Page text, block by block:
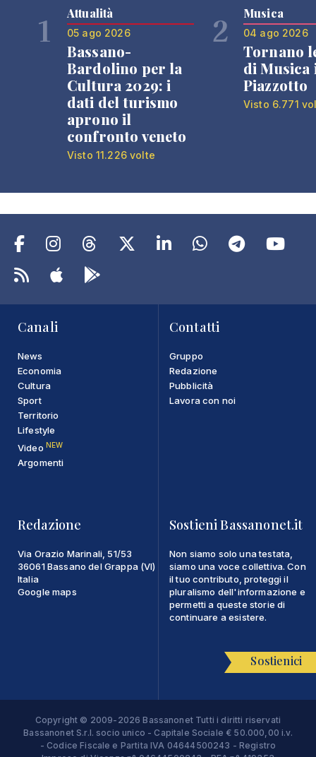
1 Attualità
05 ago 2026
Bassano-
Bardolino per la
Cultura 2029: i
dati del turismo
aprono il
confronto veneto
Visto 11.226 volte
2 Musica
04 ago 2026
Tornano
di Musica
Piazzotto
Visto 6.771
Canali
News
Economia
Cultura
Sport
Territorio
Lifestyle
Video NEW
Argomenti
Contatti
Gruppo
Redazione
Pubblicità
Lavora con noi
Redazione
Via Orazio Marinali, 51/53
36061 Bassano del Grappa (VI)
Italia
Google maps
Sostieni Bassanonet.it
Non siamo solo una testata,
siamo una voce collettiva. Con
il tuo contributo, proteggi il
pluralismo dell'informazione e
permetti a queste storie di
continuare a esistere.
Sostienici
Copyright © 2009-2026 Bassanonet Tutti i diritti riservati
Bassanonet S.r.l. socio unico - Capitale Sociale € 50.000,00 i.v.
- Codice Fiscale e Partita IVA 04644500243 - Registro